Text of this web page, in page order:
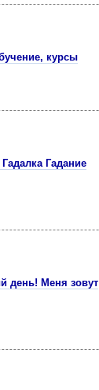
курсы
Гадание
день! Меня зовут